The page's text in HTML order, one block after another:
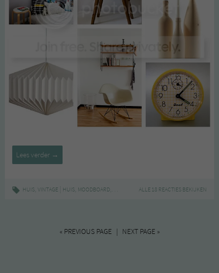
Lees verder Inspiratie
slaapkamer
→
HUIS, VINTAGE HUIS, MOODBOARD, SLAAPKAMER,TWEEDEHANDS,VINTAGE
ALLE 18 REACTIES BEKIJKEN
« PREVIOUS PAGE | NEXT PAGE »